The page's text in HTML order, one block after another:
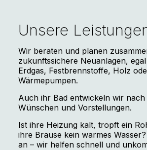
Unsere
Wir beraten und planen
zukunftssichere Neuanlagen,
Erdgas, Festbrennstoffe, Holz
Wärmepumpen.
Auch ihr Bad entwickeln wir
Wünschen und Vorstellungen.
Ist ihre Heizung kalt, tropft ein
ihre Brause kein warmes Wasser?
an – wir helfen schnell und